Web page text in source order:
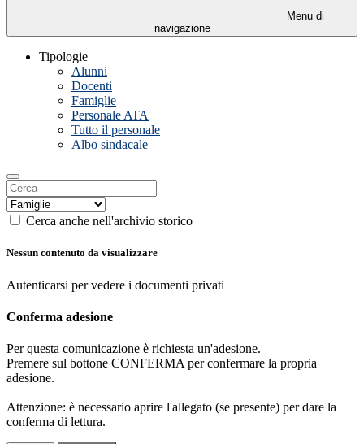
Menu di
navigazione
Tipologie
Alunni
Docenti
Famiglie
Personale ATA
Tutto il personale
Albo sindacale
Cerca anche nell'archivio storico
Nessun contenuto da visualizzare
Autenticarsi per vedere i documenti privati
Conferma adesione
Per questa comunicazione è richiesta un'adesione.
Premere sul bottone CONFERMA per confermare la propria
adesione.
Attenzione: è necessario aprire l'allegato (se presente) per dare la
conferma di lettura.